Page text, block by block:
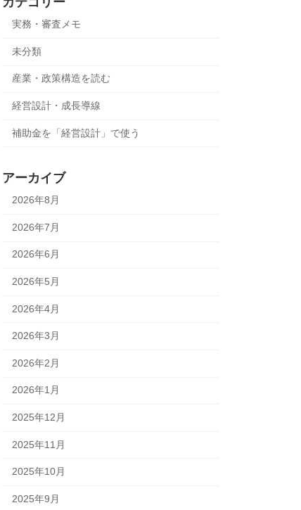
実務・審査メモ
未分類
産業・政策構造を読む
経営設計・成長導線
補助金を「経営設計」で使う
アーカイブ
2026年8月
2026年7月
2026年6月
2026年5月
2026年4月
2026年3月
2026年2月
2026年1月
2025年12月
2025年11月
2025年10月
2025年9月